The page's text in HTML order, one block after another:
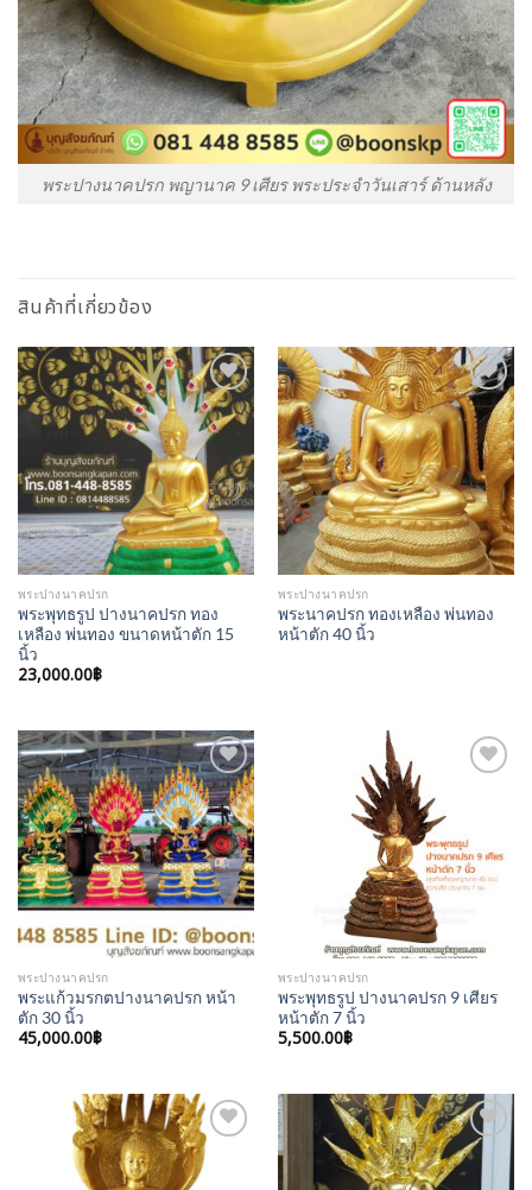
พระปางนาคปรก พญานาค 9 เศียร พระประจำวันเสาร์ ด้านหลัง
สินค้าที่เกี่ยวข้อง
Add to
Wishlist
พระปางนาคปรก
พระพุทธรูป ปางนาคปรก ทอง
เหลือง พ่นทอง ขนาดหน้าตัก 15
นิ้ว
23,000.00฿
Add to
Wishlist
พระปางนาคปรก
พระนาคปรก ทองเหลือง พ่นทอง
หน้าตัก 40 นิ้ว
Add to
Wishlist
พระปางนาคปรก
พระแก้วมรกตปางนาคปรก หน้า
ตัก 30 นิ้ว
45,000.00฿
พระปางนาคปรก
พระพุทธรูป ปางนาคปรก 9 เศียร
หน้าตัก 7 นิ้ว
5,500.00฿
Add to
Wishlist
Add to
Wishlist